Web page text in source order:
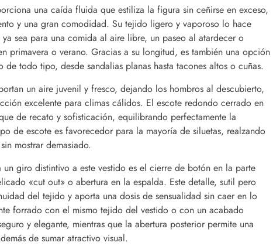
una caída fluida que estiliza la figura sin ceñirse en exceso,
y una gran comodidad. Su tejido ligero y vaporoso lo hace
sea para una comida al aire libre, un paseo al atardecer o
primavera o verano. Gracias a su longitud, es también una opción
todo tipo, desde sandalias planas hasta tacones altos o cuñas.
un aire juvenil y fresco, dejando los hombros al descubierto,
excelente para climas cálidos. El escote redondo cerrado en
de recato y sofisticación, equilibrando perfectamente la
de escote es favorecedor para la mayoría de siluetas, realzando
mostrar demasiado.
giro distintivo a este vestido es el cierre de botón en la parte
«cut out» o abertura en la espalda. Este detalle, sutil pero
del tejido y aporta una dosis de sensualidad sin caer en lo
forrado con el mismo tejido del vestido o con un acabado
y elegante, mientras que la abertura posterior permite una
de sumar atractivo visual.